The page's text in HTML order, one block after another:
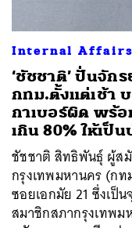
Internal Affairs
‘ชัชชาติ’ ปั่นจัก
กทม.ตั้งแต่เช้า
กาเบอร์ผิด พร้อ
เกิน 80% ให้เป็
ชัชชาติ สิทธิพันธุ์ ผู้สมั
กรุงเทพมหานคร (กท
ซอยเอกมัย 21 ซึ่งเป็
สมาชิกสภากรุงเทพม